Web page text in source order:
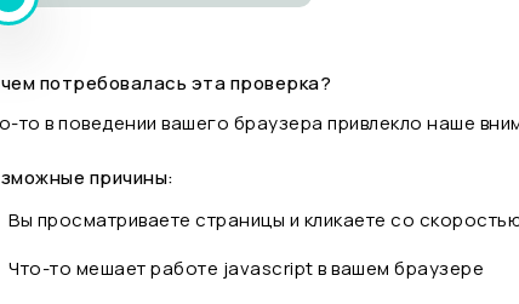
потребовалась эта проверка?
то в поведении вашего браузера привлекло наше
причины:
Вы просматриваете страницы и кликаете со
Что-то мешает работе javascript в вашем браузере